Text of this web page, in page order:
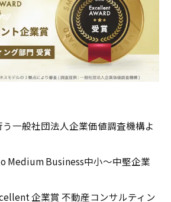
一般社団法人企業価値調査機構よ
Medium Business中小〜中堅企業
企業賞 不動産コンサルティン